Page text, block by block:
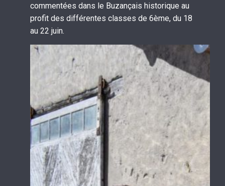
commentées dans le Buzançais historique au
profit des différentes classes de 6ème, du 18
au 22 juin.